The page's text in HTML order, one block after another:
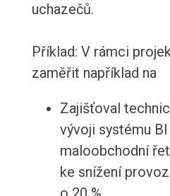
uchazečů.
Příklad: V rámci
zaměřit například na
Zajišťoval
vývoji systému
maloobchodní
ke snížení